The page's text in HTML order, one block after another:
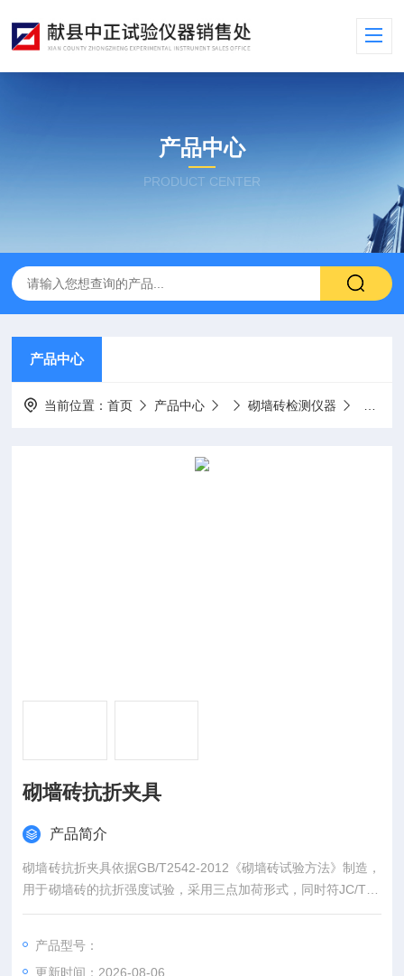
产品中心
PRODUCT CENTER
产品中心
当前位置：首页 产品中心 砌墙砖检测仪器
砌墙砖抗折夹具
产品简介
砌墙砖抗折夹具依据GB/T2542-2012《砌墙砖试验方法》制造，
用于砌墙砖的抗折强度试验，采用三点加荷形式，同时符JC/T23
9-2014《蒸压粉煤灰砖》的标准要求。
产品型号：
更新时间：2026-08-06